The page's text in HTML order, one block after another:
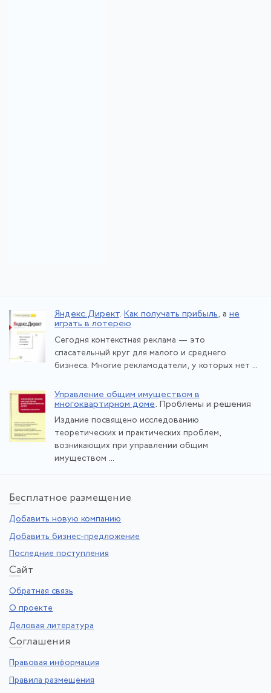
Яндекс.Директ. Как получать прибыль, а не
играть в лотерею
Сегодня контекстная реклама — это
спасательный круг для малого и среднего
бизнеса. Многие рекламодатели, у которых нет ...
Управление общим имуществом в
многоквартирном доме. Проблемы и решения
Издание посвящено исследованию
теоретических и практических проблем,
возникающих при управлении общим
имуществом ...
Бесплатное размещение
Добавить новую компанию
Добавить бизнес-предложение
Последние поступления
Сайт
Обратная связь
О проекте
Деловая литература
Соглашения
Правовая информация
Правила размещения